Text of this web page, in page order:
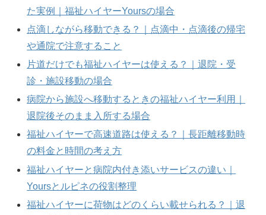
た実例｜福祉ハイヤーYoursの場合
点滴しながら移動できる？｜点滴中・点滴後の帰宅
や通院で注意すること
片道だけでも福祉ハイヤーは使える？｜退院・受
診・施設移動の場合
病院から施設へ移動するときの福祉ハイヤー利用｜
退院後そのまま入所する場合
福祉ハイヤーで高速道路は使える？｜長距離移動時
の料金と時間の考え方
福祉ハイヤーと病院内付き添いサービスの違い｜
Yoursとルピネの役割整理
福祉ハイヤーに荷物はどのくらい載せられる？｜退